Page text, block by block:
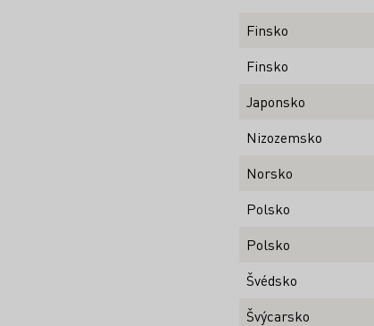
Finsko
Finsko
Japonsko
Nizozemsko
Norsko
Polsko
Polsko
Švédsko
Švýcarsko